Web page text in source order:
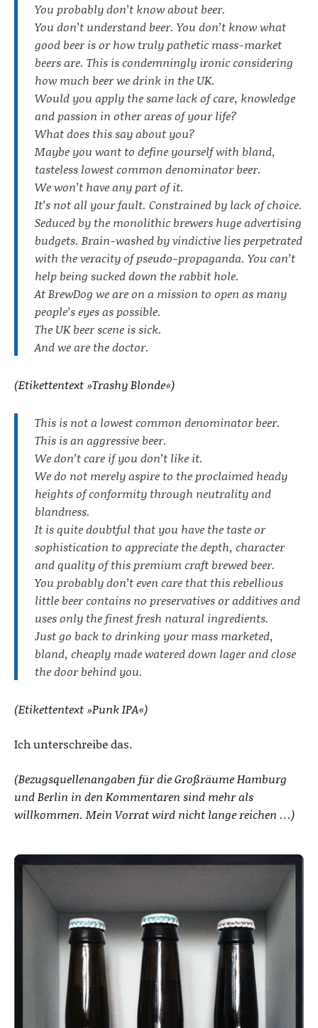
You probably don’t know about beer.
You don’t understand beer. You don’t know what
good beer is or how truly pathetic mass-market
beers are. This is condemningly ironic considering
how much beer we drink in the UK.
Would you apply the same lack of care, knowledge
and passion in other areas of your life?
What does this say about you?
Maybe you want to define yourself with bland,
tasteless lowest common denominator beer.
We won’t have any part of it.
It’s not all your fault. Constrained by lack of choice.
Seduced by the monolithic brewers huge advertising
budgets. Brain-washed by vindictive lies perpetrated
with the veracity of pseudo-propaganda. You can’t
help being sucked down the rabbit hole.
At BrewDog we are on a mission to open as many
people’s eyes as possible.
The UK beer scene is sick.
And we are the doctor.
(Etikettentext »Trashy Blonde«)
This is not a lowest common denominator beer.
This is an aggressive beer.
We don’t care if you don’t like it.
We do not merely aspire to the proclaimed heady
heights of conformity through neutrality and
blandness.
It is quite doubtful that you have the taste or
sophistication to appreciate the depth, character
and quality of this premium craft brewed beer.
You probably don’t even care that this rebellious
little beer contains no preservatives or additives and
uses only the finest fresh natural ingredients.
Just go back to drinking your mass marketed,
bland, cheaply made watered down lager and close
the door behind you.
(Etikettentext »Punk IPA«)
Ich unterschreibe das.
(Bezugsquellenangaben für die Großräume Hamburg
und Berlin in den Kommentaren sind mehr als
willkommen. Mein Vorrat wird nicht lange reichen …)